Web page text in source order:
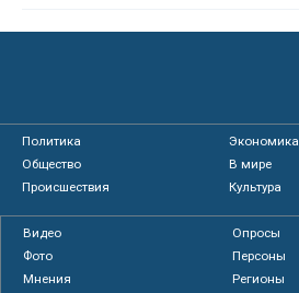
Политика
Экономика
Общество
В мире
Происшествия
Культура
Видео
Опросы
Фото
Персоны
Мнения
Регионы